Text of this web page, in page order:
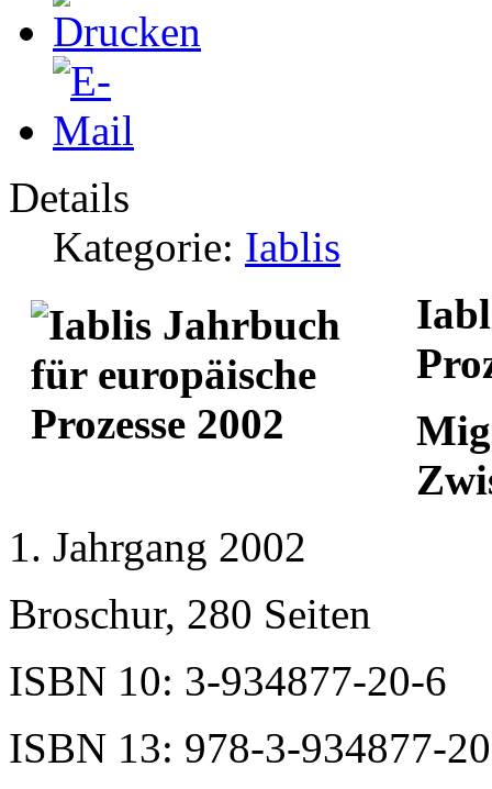
Details
Kategorie: Iablis
1. Jahrgang 2002
Broschur, 280 Seiten
ISBN 10: 3-934877-20-6
ISBN 13: 978-3-934877-